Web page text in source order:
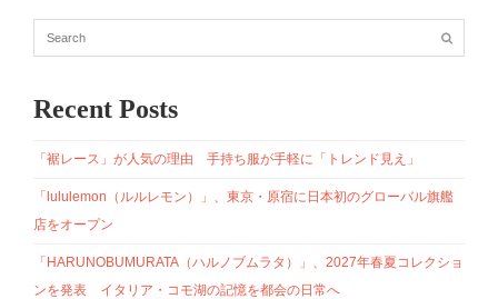
Recent Posts
「裾レース」が人気の理由 手持ち服が手軽に「トレンド見え」
「lululemon（ルルレモン）」、東京・原宿に日本初のグローバル旗艦
店をオープン
「HARUNOBUMURATA（ハルノブムラタ）」、2027年春夏コレクショ
ンを発表 イタリア・コモ湖の記憶を都会の日常へ